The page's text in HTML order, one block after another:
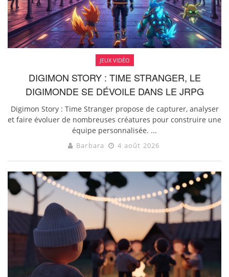
JEUX VIDÉO
DIGIMON STORY : TIME STRANGER, LE
DIGIMONDE SE DÉVOILE DANS LE JRPG
Digimon Story : Time Stranger propose de capturer, analyser
et faire évoluer de nombreuses créatures pour construire une
équipe personnalisée. ...
Barbara 4 août 2026